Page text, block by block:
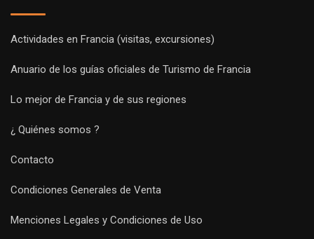
Actividades en Francia (visitas, excursiones)
Anuario de los guías oficiales de Turismo de Francia
Lo mejor de Francia y de sus regiones
¿ Quiénes somos ?
Contacto
Condiciones Generales de Venta
Menciones Legales y Condiciones de Uso